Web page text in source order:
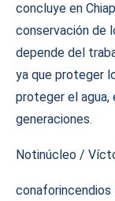
concluye en
conservación de
depende del
ya que proteger
proteger el agua,
generaciones.
Notinúcleo /
conafor